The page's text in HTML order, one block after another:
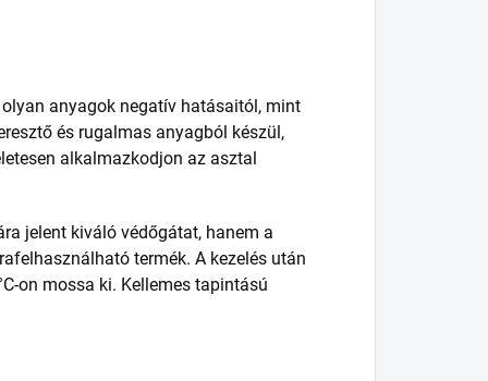
anyagok negatív hatásaitól, mint
és rugalmas anyagból készül,
alkalmazkodjon az asztal
jelent kiváló védőgátat, hanem a
termék. A kezelés után
on mossa ki. Kellemes tapintású